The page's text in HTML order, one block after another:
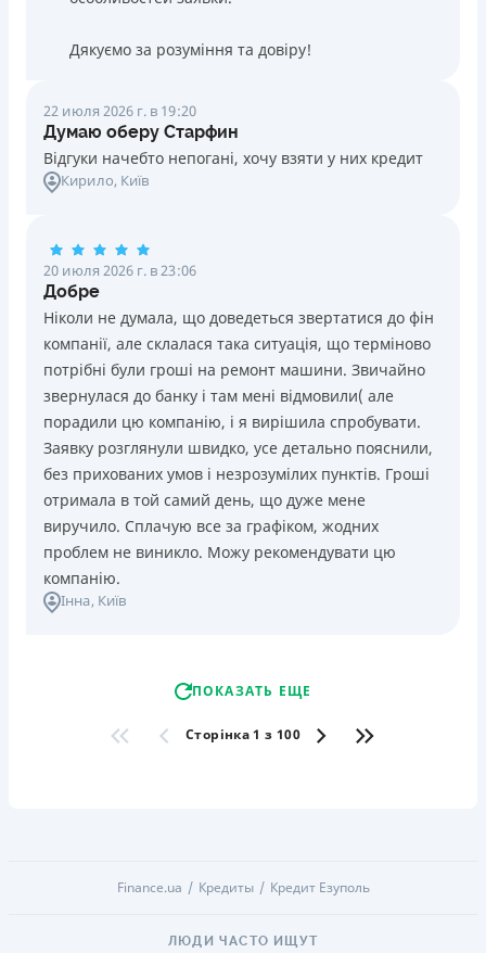
Дякуємо за розуміння та довіру!
22 июля 2026 г. в 19:20
Думаю оберу Старфин
Відгуки начебто непогані, хочу взяти у них кредит
Кирило, Київ
20 июля 2026 г. в 23:06
Добре
Ніколи не думала, що доведеться звертатися до фін
компанії, але склалася така ситуація, що терміново
потрібні були гроші на ремонт машини. Звичайно
звернулася до банку і там мені відмовили( але
порадили цю компанію, і я вирішила спробувати.
Заявку розглянули швидко, усе детально пояснили,
без прихованих умов і незрозумілих пунктів. Гроші
отримала в той самий день, що дуже мене
виручило. Сплачую все за графіком, жодних
проблем не виникло. Можу рекомендувати цю
компанію.
Інна, Київ
ПОКАЗАТЬ ЕЩЕ
Сторінка 1 з 100
Finance.ua Кредиты Кредит Езуполь
ЛЮДИ ЧАСТО ИЩУТ